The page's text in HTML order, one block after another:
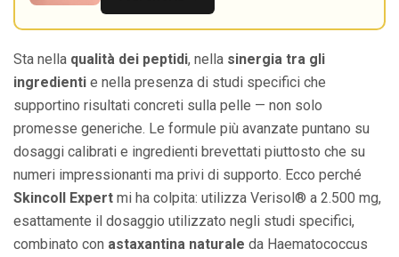
Sta nella qualità dei peptidi, nella sinergia tra gli
ingredienti e nella presenza di studi specifici che
supportino risultati concreti sulla pelle — non solo
promesse generiche. Le formule più avanzate puntano su
dosaggi calibrati e ingredienti brevettati piuttosto che su
numeri impressionanti ma privi di supporto. Ecco perché
Skincoll Expert mi ha colpita: utilizza Verisol® a 2.500 mg,
esattamente il dosaggio utilizzato negli studi specifici,
combinato con astaxantina naturale da Haematococcus